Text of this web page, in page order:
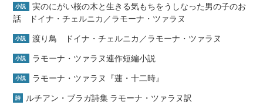
小説
実のにがい桜の木と生きる気もちをうしなった男の子のお
話 ドイナ・チェルニカ／ラモーナ・ツァラヌ
小説 渡り鳥 ドイナ・チェルニカ／ラモーナ・ツァラヌ
小説 ラモーナ・ツァラヌ連作短編小説
小説 ラモーナ・ツァラヌ『蓮・十二時』
詩 ルチアン・ブラガ詩集 ラモーナ・ツァラヌ訳